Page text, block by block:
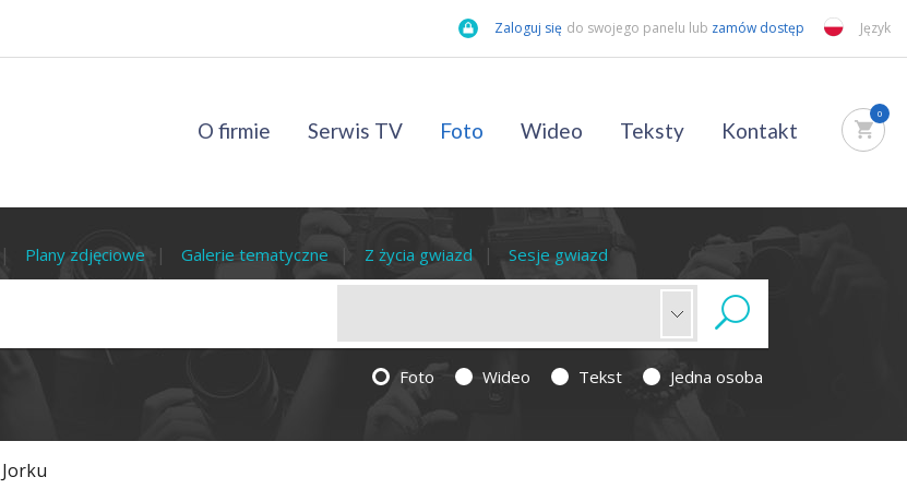
Zaloguj się do swojego panelu lub zamów dostęp Język
O firmie Serwis TV Foto Wideo Teksty Kontakt
0
Plany zdjęciowe Galerie tematyczne Z życia gwiazd Sesje gwiazd
Foto Wideo Tekst Jedna osoba